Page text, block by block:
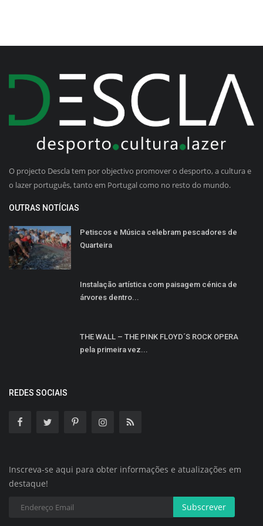
O projecto Descla tem por objectivo promover o desporto, a cultura e
o lazer português, tanto em Portugal como no resto do mundo.
OUTRAS NOTÍCIAS
Petiscos e Música celebram pescadores de
Quarteira
Instalação artística com paisagem cénica de
árvores dentro...
THE WALL – THE PINK FLOYD´S ROCK OPERA
pela primeira vez...
REDES SOCIAIS
Inscreva-se aqui para obter informações e atualizações em
destaque!
Subscrever